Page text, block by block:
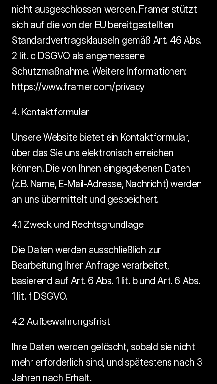
nicht ausgeschlossen werden. Framer stützt
sich auf die von der EU bereitgestellten
Standardvertragsklauseln gemäß Art. 46 Abs.
2 lit. c DSGVO als angemessene
Schutzmaßnahme. Weitere Informationen:
https://www.framer.com/privacy
4. Kontaktformular
Unsere Website bietet ein Kontaktformular,
über das Sie uns elektronisch erreichen
können. Die von Ihnen eingegebenen Daten
(z.B. Name, E-Mail-Adresse, Nachricht) werden
an uns übermittelt und gespeichert.
4.1 Zweck und Rechtsgrundlage
Die Daten werden ausschließlich zur
Bearbeitung Ihrer Anfrage verarbeitet,
basierend auf Art. 6 Abs. 1 lit. b und Art. 6 Abs.
1 lit. f DSGVO.
4.2 Aufbewahrungsfrist
Ihre Daten werden gelöscht, sobald sie nicht
mehr erforderlich sind, und spätestens nach 3
Jahren nach Erhalt.